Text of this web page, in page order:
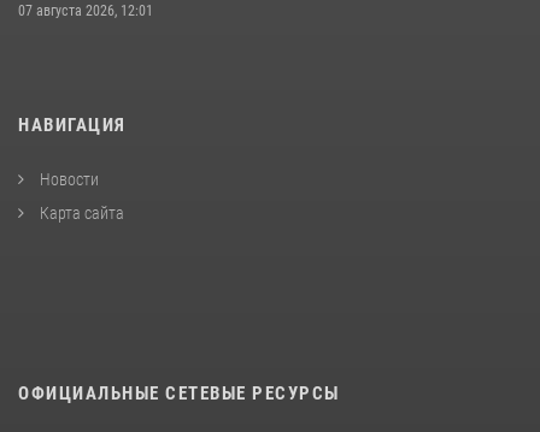
07 августа 2026, 12:01
НАВИГАЦИЯ
Новости
Карта сайта
ОФИЦИАЛЬНЫЕ СЕТЕВЫЕ РЕСУРСЫ